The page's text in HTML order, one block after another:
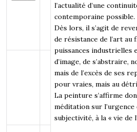
l’actualité d’une
contemporaine possible.
Dès lors, il s’agit de
de résistance de l’art au
puissances industrielles
d’image, de s’abstraire,
mais de l’excès de ses
pour vraies, mais au
La peinture s’affirme
méditation sur l’urgence
subjectivité, à la « vie de